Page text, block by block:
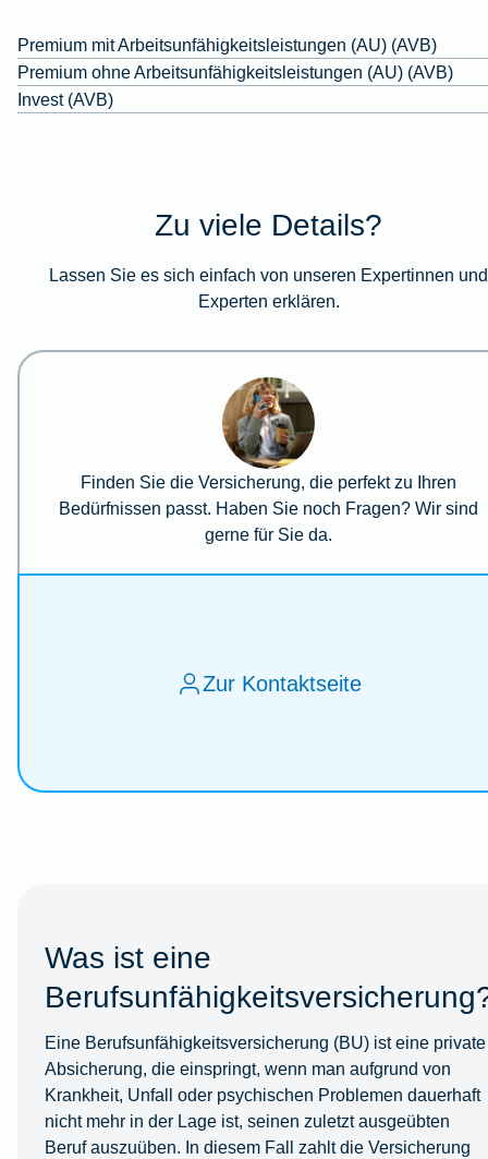
Premium mit Arbeitsunfähigkeitsleistungen (AU) (AVB)
Premium ohne Arbeitsunfähigkeitsleistungen (AU) (AVB)
Invest (AVB)
Zu viele Details?
Lassen Sie es sich einfach von unseren Expertinnen und
Experten erklären.
Finden Sie die Versicherung, die perfekt zu Ihren
Bedürfnissen passt. Haben Sie noch Fragen? Wir sind
gerne für Sie da.
Zur Kontaktseite
Was ist eine
Eine Berufsunfähigkeitsversicherung (BU) ist eine private
Absicherung, die einspringt, wenn man aufgrund von
Krankheit, Unfall oder psychischen Problemen dauerhaft
nicht mehr in der Lage ist, seinen zuletzt ausgeübten
Beruf auszuüben. In diesem Fall zahlt die Versicherung